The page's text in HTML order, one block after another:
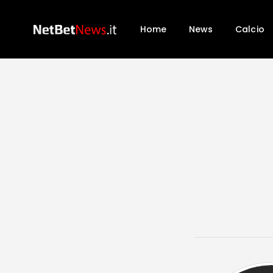
Home News Calcio